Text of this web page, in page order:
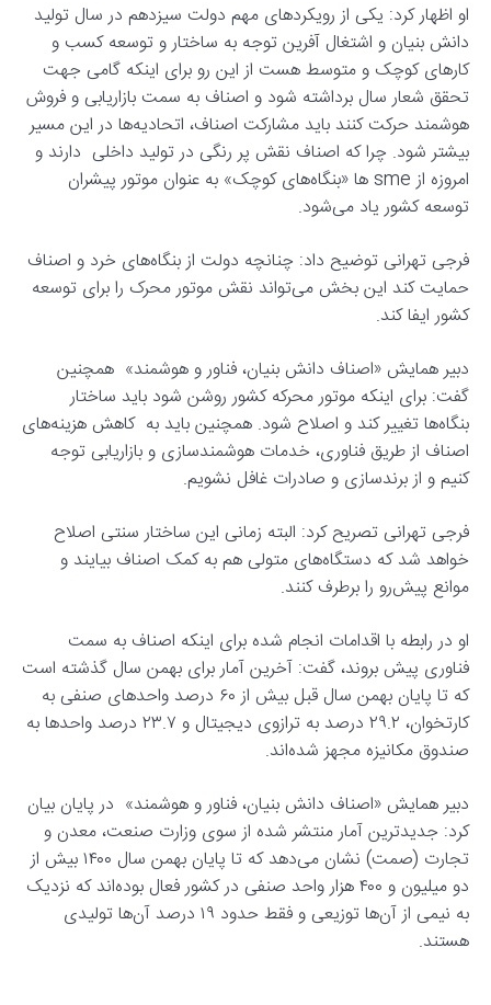
او ‌اظهار کرد: یکی از رویکردهای مهم دولت سیزدهم در سال تولید
دانش بنیان و اشتغال آفرین توجه به ساختار و توسعه کسب و
کارهای کوچک و متوسط هست از این رو برای اینکه گامی جهت
تحقق شعار سال برداشته شود و اصناف به سمت بازاریابی و فروش
هوشمند حرکت کنند باید مشارکت اصناف، اتحادیه‌ها در این مسیر
بیشتر شود. چرا که اصناف نقش پر رنگی در تولید داخلی دارند و
امروزه از sme ها «بنگاه‌های کوچک» به عنوان موتور پیشران
توسعه کشور یاد می‌شود.
فرجی تهرانی توضیح داد: چنانچه دولت از بنگاه‌های خرد و اصناف
حمایت کند این بخش می‌تواند نقش موتور محرک را برای توسعه
کشور ایفا کند.
دبیر همایش «اصناف دانش بنیان، فناور و هوشمند» همچنین
گفت: برای اینکه موتور محرکه کشور روشن شود باید ساختار
بنگاه‌ها تغییر کند و اصلاح شود. همچنین باید به کاهش هزینه‌های
اصناف از طریق فناوری، خدمات هوشمندسازی و بازاریابی توجه
کنیم و از برندسازی و صادرات غافل نشویم.
فرجی تهرانی تصریح کرد: البته زمانی این ساختار سنتی اصلاح
خواهد شد که دستگاه‌های متولی هم به کمک اصناف بیایند و
موانع پیش‌رو را برطرف کنند.
او در رابطه با اقدامات انجام شده برای اینکه اصناف به سمت
فناوری پیش بروند، گفت: آخرین آمار برای بهمن سال گذشته است
که تا پایان بهمن سال قبل بیش از ۶۰ درصد واحدهای صنفی به
کارتخوان، ۲۹.۲ درصد به ترازوی دیجیتال و ۲۳.۷ درصد واحدها به
صندوق مکانیزه مجهز شده‌اند.
دبیر همایش «اصناف دانش بنیان، فناور و هوشمند» در پایان بیان
کرد: جدیدترین آمار منتشر شده از سوی وزارت صنعت، معدن و
تجارت (صمت) نشان می‌دهد که تا پایان بهمن سال ۱۴۰۰ بیش از
دو میلیون و ۴۰۰ هزار واحد صنفی در کشور فعال بوده‌اند که نزدیک
به نیمی از آن‌ها توزیعی و فقط حدود ۱۹ درصد آن‌ها تولیدی
هستند.